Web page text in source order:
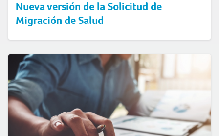
Nueva versión de la Solicitud de
Migración de Salud